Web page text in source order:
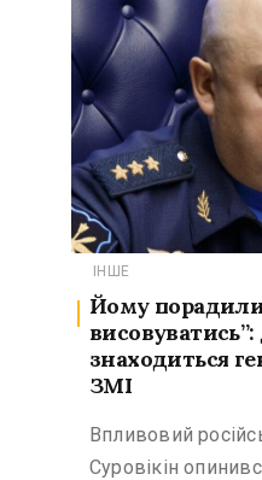
ІНШЕ
Йому
висовуватись”:
знаходиться
ЗМІ
Впливовий
Суровікін